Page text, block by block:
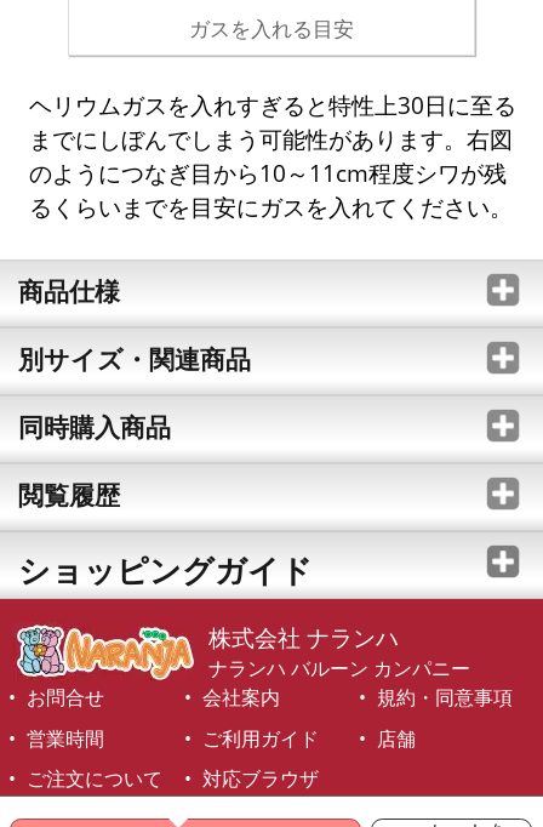
ガスを入れる目安
ヘリウムガスを入れすぎると特性上30日に至る
までにしぼんでしまう可能性があります。右図
のようにつなぎ目から10～11cm程度シワが残
るくらいまでを目安にガスを入れてください。
商品仕様
別サイズ・関連商品
同時購入商品
閲覧履歴
ショッピングガイド
株式会社 ナランハ
ナランハ バルーン カンパニー
お問合せ
会社案内
規約・同意事項
営業時間
ご利用ガイド
店舗
ご注文について
対応ブラウザ
©1999-2026 NARANJA Inc. All Rights Reserved.